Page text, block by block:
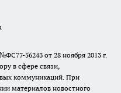
56243 от 28 ноября 2013 г.
в сфере связи,
коммуникаций. При
материалов новостного